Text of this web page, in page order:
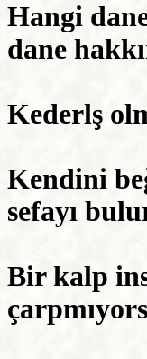
Hangi
dane
Kederlş
Kendini
sefayı
Bir kalp